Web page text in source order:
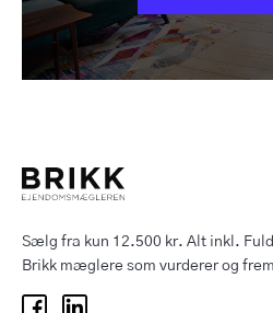
Sælg fra kun 12.500 kr. Alt inkl.
Brikk mæglere som vurderer og